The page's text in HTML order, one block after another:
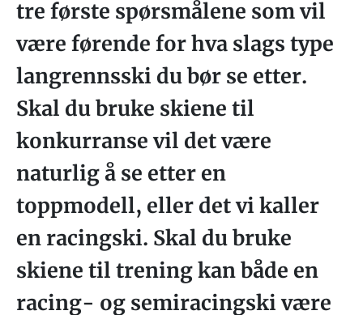
tre første spørsmålene som vil
være førende for hva slags type
langrennsski du bør se etter.
Skal du bruke skiene til
konkurranse vil det være
naturlig å se etter en
toppmodell, eller det vi kaller
en racingski. Skal du bruke
skiene til trening kan både en
racing- og semiracingski være